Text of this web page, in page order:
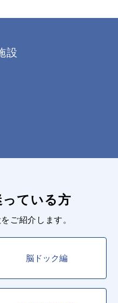
設
っている方
ご紹介します。
脳ドック編